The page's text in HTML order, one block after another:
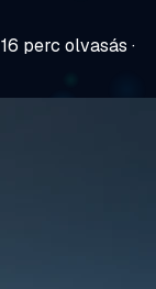
16 perc olvasás ·